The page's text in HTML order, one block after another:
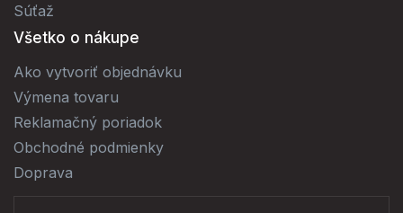
Súťaž
Všetko o nákupe
Ako vytvoriť objednávku
Výmena tovaru
Reklamačný poriadok
Obchodné podmienky
Doprava